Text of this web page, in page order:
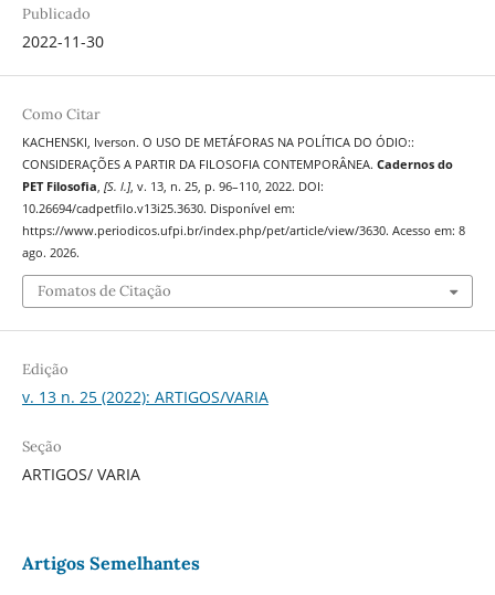
Publicado
2022-11-30
Como Citar
KACHENSKI, Iverson. O USO DE METÁFORAS NA POLÍTICA DO ÓDIO::
CONSIDERAÇÕES A PARTIR DA FILOSOFIA CONTEMPORÂNEA. Cadernos do
PET Filosofia [S. l.], v. 13, n. 25, p. 96–110, 2022. DOI:
10.26694/cadpetfilo.v13i25.3630. Disponível em:
https://www.periodicos.ufpi.br/index.php/pet/article/view/3630. Acesso em: 8
ago. 2026.
Fomatos de Citação
Edição
v. 13 n. 25 (2022): ARTIGOS/VARIA
Seção
ARTIGOS/ VARIA
Artigos Semelhantes